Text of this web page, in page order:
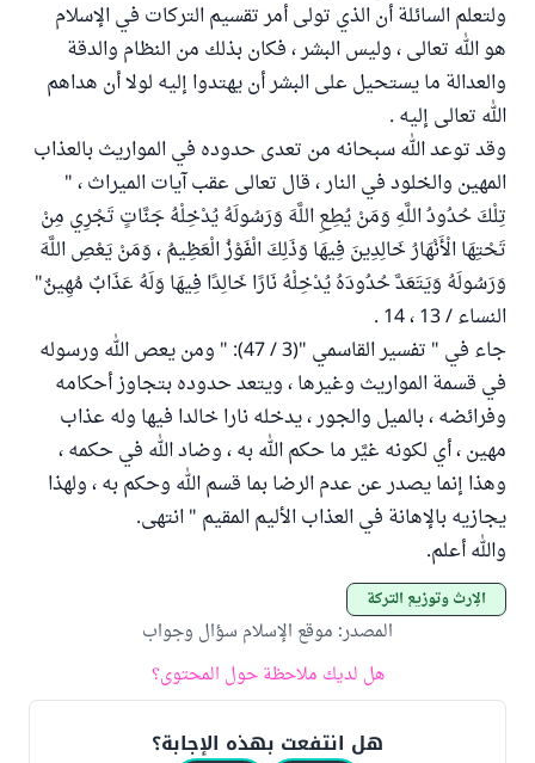
ولتعلم السائلة أن الذي تولى أمر تقسيم التركات في الإسلام
هو الله تعالى ، وليس البشر ، فكان بذلك من النظام والدقة
والعدالة ما يستحيل على البشر أن يهتدوا إليه لولا أن هداهم
الله تعالى إليه .
وقد توعد الله سبحانه من تعدى حدوده في المواريث بالعذاب
المهين والخلود في النار ، قال تعالى عقب آيات الميراث ، "
تِلْكَ حُدُودُ اللَّهِ وَمَنْ يُطِعِ اللَّهَ وَرَسُولَهُ يُدْخِلْهُ جَنَّاتٍ تَجْرِي مِنْ
تَحْتِهَا الْأَنْهَارُ خَالِدِينَ فِيهَا وَذَلِكَ الْفَوْزُ الْعَظِيمُ ، وَمَنْ يَعْصِ اللَّهَ
وَرَسُولَهُ وَيَتَعَدَّ حُدُودَهُ يُدْخِلْهُ نَارًا خَالِدًا فِيهَا وَلَهُ عَذَابٌ مُهِينٌ"
النساء / 13 ، 14 .
جاء في " تفسير القاسمي "(3 / 47): " ومن يعص الله ورسوله
في قسمة المواريث وغيرها ، ويتعد حدوده بتجاوز أحكامه
وفرائضه ، بالميل والجور ، يدخله نارا خالدا فيها وله عذاب
مهين ، أي لكونه غيَّر ما حكم الله به ، وضاد الله في حكمه ،
وهذا إنما يصدر عن عدم الرضا بما قسم الله وحكم به ، ولهذا
يجازيه بالإهانة في العذاب الأليم المقيم " انتهى.
والله أعلم.
الإرث وتوزيع التركة
المصدر: موقع الإسلام سؤال وجواب
هل لديك ملاحظة حول المحتوى؟
هل انتفعت بهذه الإجابة؟